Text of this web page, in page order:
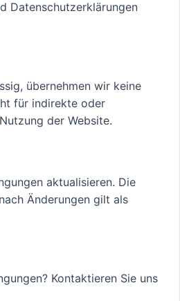
Datenschutzerklärungen
übernehmen wir keine
für indirekte oder
der Website.
aktualisieren. Die
Änderungen gilt als
Kontaktieren Sie uns